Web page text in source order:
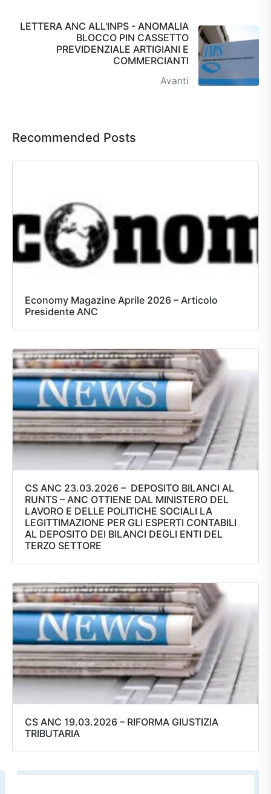
LETTERA ANC ALL'INPS - ANOMALIA
BLOCCO PIN CASSETTO
PREVIDENZIALE ARTIGIANI E
COMMERCIANTI
Avanti
Recommended Posts
Economy Magazine Aprile 2026 – Articolo
Presidente ANC
CS ANC 23.03.2026 – DEPOSITO BILANCI AL
RUNTS – ANC OTTIENE DAL MINISTERO DEL
LAVORO E DELLE POLITICHE SOCIALI LA
LEGITTIMAZIONE PER GLI ESPERTI CONTABILI
AL DEPOSITO DEI BILANCI DEGLI ENTI DEL
TERZO SETTORE
CS ANC 19.03.2026 – RIFORMA GIUSTIZIA
TRIBUTARIA